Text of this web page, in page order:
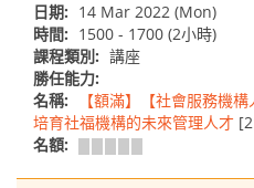
日期: 14 Mar 2022 (Mon)
時間: 1500 - 1700 (2小時)
課程類別: 講座
勝任能力:
名稱:
【額滿】【社會服務機
培育社福機構的未來管理人才
名額: